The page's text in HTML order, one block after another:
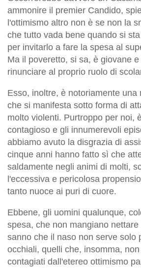
ammonire il premier Candido,
l'ottimismo altro non è se non la
che tutto vada bene quando si
per invitarlo a fare la spesa al
Ma il poveretto, si sa, è giovane
rinunciare al proprio ruolo di
Esso, inoltre, è notoriamente una
che si manifesta sotto forma di
molto violenti. Purtroppo per noi,
contagioso e gli innumerevoli
abbiamo avuto la disgrazia di
cinque anni hanno fatto sì che
saldamente negli animi di molti,
l'eccessiva e pericolosa
tanto nuoce ai puri di cuore.
Ebbene, gli uomini qualunque,
spesa, che non mangiano
sanno che il naso non serve solo
occhiali, quelli che, insomma,
contagiati dall'etereo ottimismo